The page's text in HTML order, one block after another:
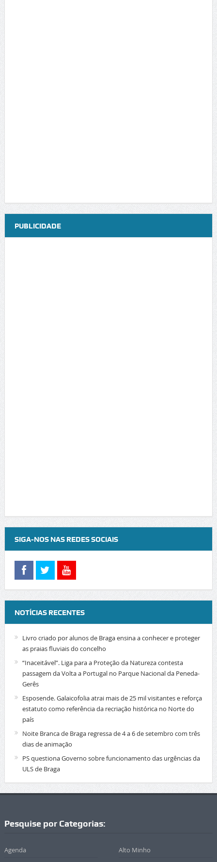
PUBLICIDADE
SIGA-NOS NAS REDES SOCIAIS
NOTÍCIAS RECENTES
Livro criado por alunos de Braga ensina a conhecer e proteger
as praias fluviais do concelho
“Inaceitável”. Liga para a Proteção da Natureza contesta
passagem da Volta a Portugal no Parque Nacional da Peneda-
Gerês
Esposende. Galaicofolia atrai mais de 25 mil visitantes e reforça
estatuto como referência da recriação histórica no Norte do
país
Noite Branca de Braga regressa de 4 a 6 de setembro com três
dias de animação
PS questiona Governo sobre funcionamento das urgências da
ULS de Braga
Pesquise por Categorias:
Agenda Alto Minho